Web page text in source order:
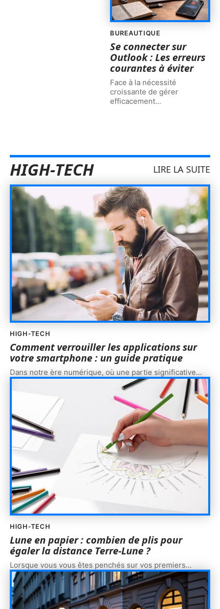
BUREAUTIQUE
Se connecter sur
Outlook : Les erreurs
courantes à éviter
Face à la nécessité
croissante de gérer
efficacement…
HIGH-TECH LIRE LA SUITE
HIGH-TECH
Comment verrouiller les applications sur
votre smartphone : un guide pratique
Dans notre ère numérique, où une partie significative…
HIGH-TECH
Lune en papier : combien de plis pour
égaler la distance Terre-Lune ?
Lorsque vous vous êtes penchés sur vos premiers…